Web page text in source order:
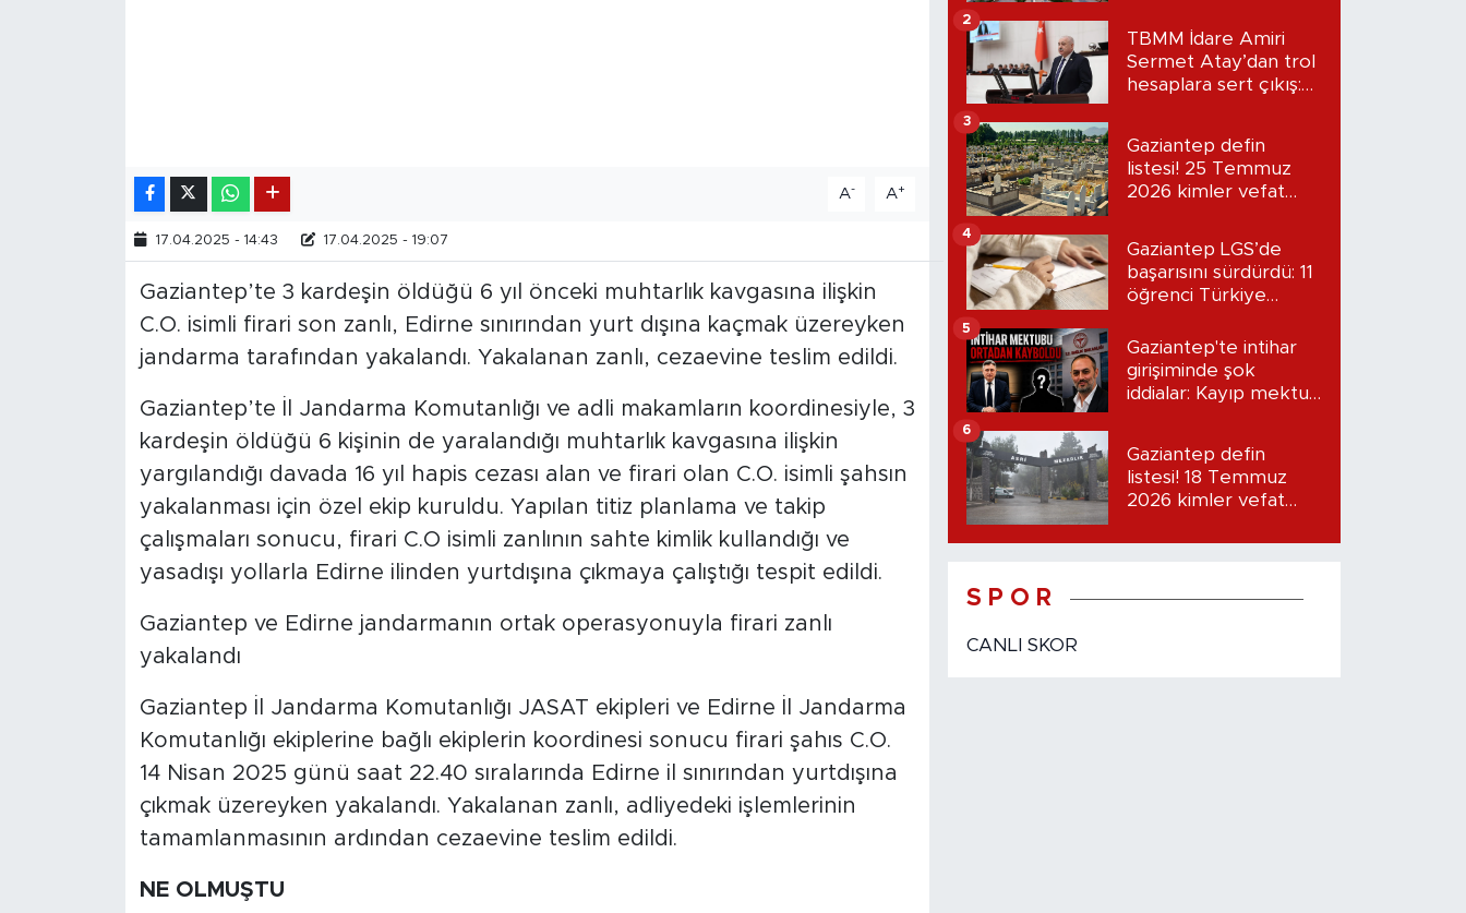
A- A+
17.04.2025 - 14:43 17.04.2025 - 19:07
Gaziantep’te 3 kardeşin öldüğü 6 yıl önceki muhtarlık kavgasına ilişkin
C.O. isimli firari son zanlı, Edirne sınırından yurt dışına kaçmak üzereyken
jandarma tarafından yakalandı. Yakalanan zanlı, cezaevine teslim edildi.
Gaziantep’te İl Jandarma Komutanlığı ve adli makamların koordinesiyle, 3
kardeşin öldüğü 6 kişinin de yaralandığı muhtarlık kavgasına ilişkin
yargılandığı davada 16 yıl hapis cezası alan ve firari olan C.O. isimli şahsın
yakalanması için özel ekip kuruldu. Yapılan titiz planlama ve takip
çalışmaları sonucu, firari C.O isimli zanlının sahte kimlik kullandığı ve
yasadışı yollarla Edirne ilinden yurtdışına çıkmaya çalıştığı tespit edildi.
Gaziantep ve Edirne jandarmanın ortak operasyonuyla firari zanlı
yakalandı
Gaziantep İl Jandarma Komutanlığı JASAT ekipleri ve Edirne İl Jandarma
Komutanlığı ekiplerine bağlı ekiplerin koordinesi sonucu firari şahıs C.O.
14 Nisan 2025 günü saat 22.40 sıralarında Edirne il sınırından yurtdışına
çıkmak üzereyken yakalandı. Yakalanan zanlı, adliyedeki işlemlerinin
tamamlanmasının ardından cezaevine teslim edildi.
NE OLMUŞTU
TBMM İdare Amiri
Sermet Atay’dan trol
hesaplara sert çıkış:
2
Gaziantep defin
listesi! 25 Temmuz
2026 kimler vefat
3
Gaziantep LGS’de
başarısını sürdürdü: 11
öğrenci Türkiye
4
Gaziantep'te intihar
girişiminde şok
iddialar: Kayıp mektup
5
Gaziantep defin
listesi! 18 Temmuz
2026 kimler vefat
6
S P O R
CANLI SKOR